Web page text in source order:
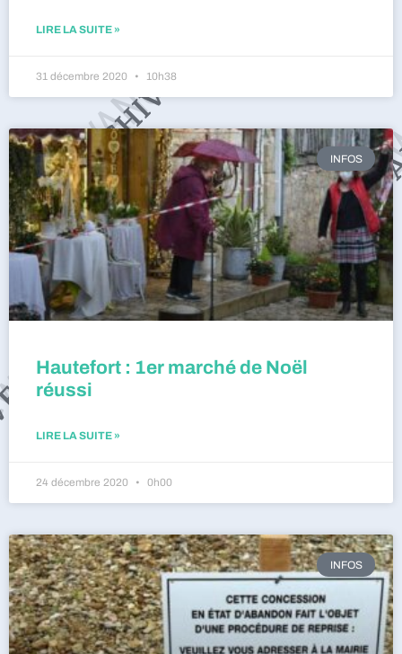
LIRE LA SUITE »
31 décembre 2020 10h38
INFOS
Hautefort : 1er marché de Noël
réussi
LIRE LA SUITE »
24 décembre 2020 0h00
INFOS